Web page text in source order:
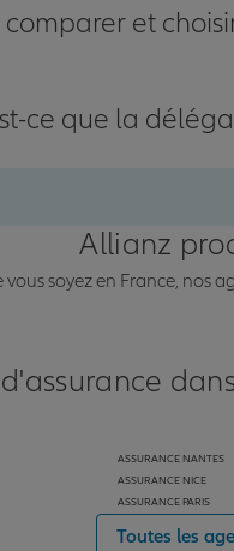
et
ce que la
Allianz
vous soyez en France, nos
ASSURANCE NANTES
ASSURANCE NICE
ASSURANCE PARIS
Toutes les